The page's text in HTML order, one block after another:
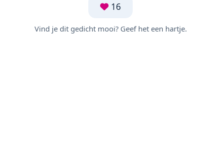
16
Vind je dit gedicht mooi? Geef het een hartje.